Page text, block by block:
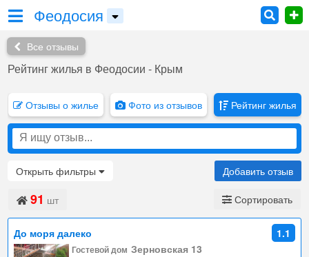
Феодосия
Все отзывы
Рейтинг жилья в Феодосии - Крым
Отзывы о жилье Фото из отзывов Рейтинг жилья
Открыть фильтры Добавить отзыв
91 шт Сортировать
До моря далеко 1.1
Гостевой дом Зерновская 13